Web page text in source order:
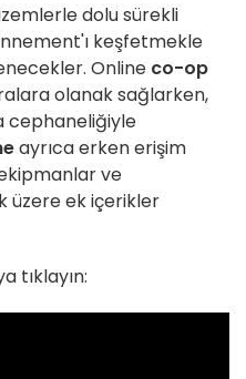
dolu sürekli
keşfetmekle
Online co-op
olanak sağlarken,
cephaneliğiyle
ayrıca erken erişim
ve
üzere ek içerikler
tıklayın: